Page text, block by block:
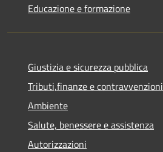
Educazione e formazione
Giustizia e sicurezza pubblica
Tributi,finanze e contravvenzioni
Ambiente
Salute, benessere e assistenza
Autorizzazioni